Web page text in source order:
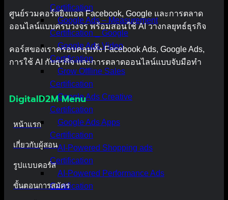
Certification
Google Ads – Measurement
Certification _ Google
Google Ads Video
Certification
Grow Offline Sales
Certification
Google Ads Creative
Certification
Google Ads Apps
Certification
AI-Powered Shopping ads
Certification
AI-Powered Performance Ads
Certification
ศูนย์รวมคอร์สยิงแอด Facebook, Google และการตลาด
ออนไลน์แบบครบวงจร พร้อมสอนใช้ AI วางกลยุทธ์ธุรกิจ
คอร์สของเราครอบคลุมทั้ง Facebook Ads, Google Ads,
การใช้ AI กับธุรกิจ และการตลาดออนไลน์แบบจับมือทำ
DigitalD2M Menu
หน้าแรก
เกี่ยวกับผู้สอน
รูปแบบคอร์ส
ขั้นตอนการสมัคร